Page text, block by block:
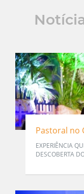
Pastoral no
EXPERIÊNCIA
DESCOBERTA